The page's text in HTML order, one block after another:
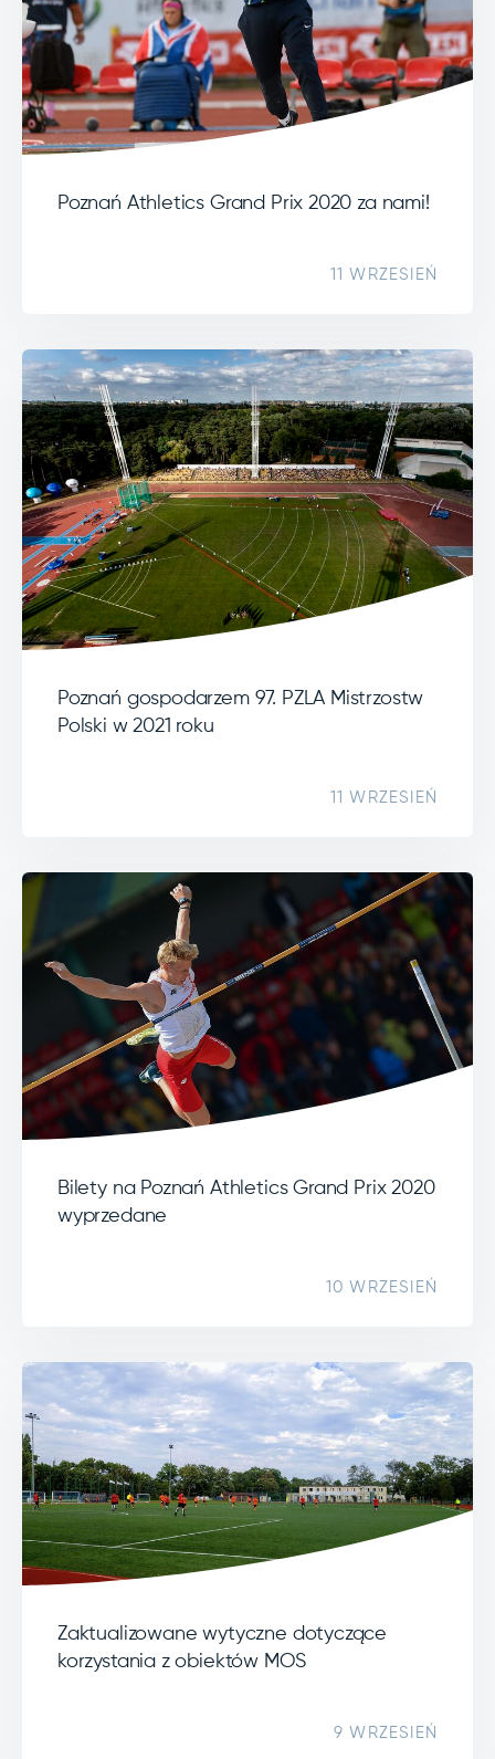
Poznań Athletics Grand Prix 2020 za nami!
11 WRZESIEŃ
Poznań gospodarzem 97. PZLA Mistrzostw
Polski w 2021 roku
11 WRZESIEŃ
Bilety na Poznań Athletics Grand Prix 2020
wyprzedane
10 WRZESIEŃ
Zaktualizowane wytyczne dotyczące
korzystania z obiektów MOS
9 WRZESIEŃ